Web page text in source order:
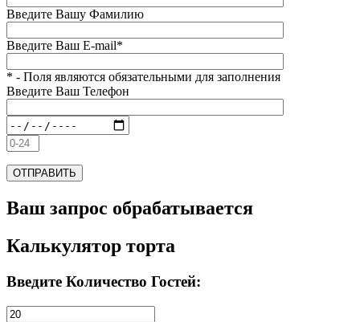
Введите Вашу Фамилию
Введите Ваш E-mail*
* - Поля являются обязательными для заполнения
Введите Ваш Телефон
Ваш запрос обрабатывается
Калькулятор торта
Введите Количество Гостей: